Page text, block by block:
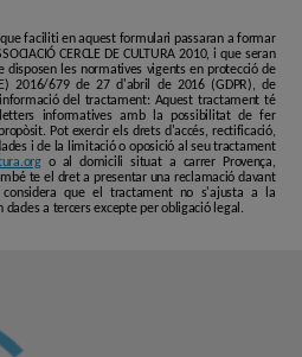
faciliti en aquest formulari passaran a formar
CERCLE DE CULTURA 2010, i que seran
les normatives vigents en protecció de
2016/679 de 27 d'abril de 2016 (GDPR), de
del tractament: Aquest tractament té
informatives amb la possibilitat de fer
Pot exercir els drets d'accés, rectificació,
i de la limitació o oposició al seu tractament
o al domicili situat a carrer Provença,
te el dret a presentar una reclamació davant
que el tractament no s'ajusta a la
a tercers excepte per obligació legal.